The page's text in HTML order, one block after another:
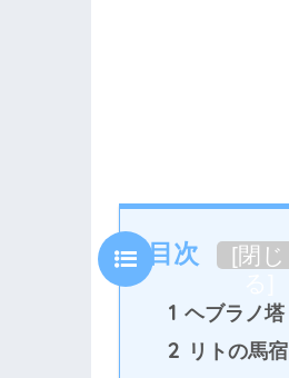
目次 [閉じ
1 ヘブラノ塔
2 リトの馬宿